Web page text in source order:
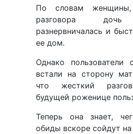
По словам
разговора дочь
разнервничалась и
ее дом.
Однако пользователи
встали на сторону
что жесткий
будущей роженице
Теперь она знает,
обиды вскоре сойдут на